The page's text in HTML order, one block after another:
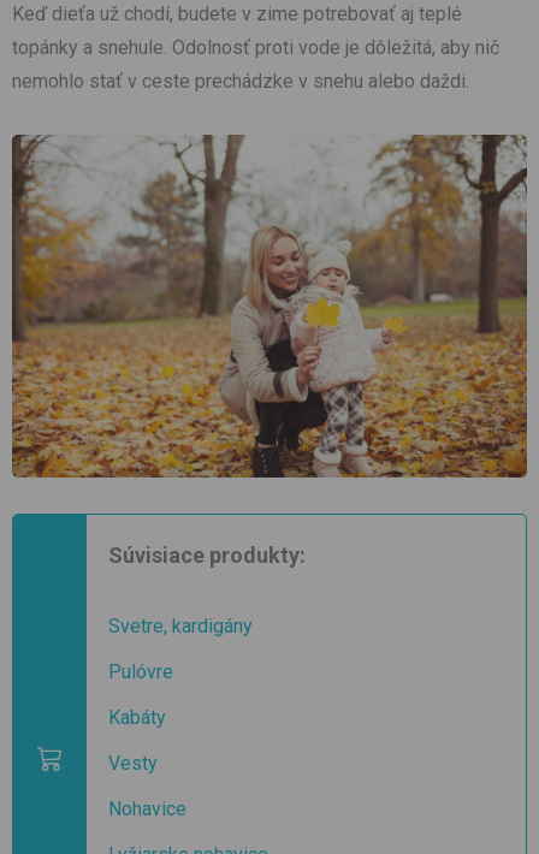
Keď dieťa už chodí, budete v zime potrebovať aj teplé
topánky a snehule. Odolnosť proti vode je dôležitá, aby nič
nemohlo stať v ceste prechádzke v snehu alebo daždi.
Súvisiace produkty:
Svetre, kardigány
Pulóvre
Kabáty
Vesty
Nohavice